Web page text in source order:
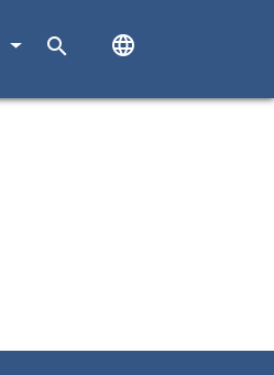
search language